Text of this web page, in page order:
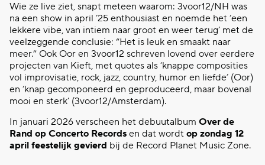
Wie ze live ziet, snapt meteen waarom: 3voor12/NH was
na een show in april ’25 enthousiast en noemde het ‘een
lekkere vibe, van intiem naar groot en weer terug’ met de
veelzeggende conclusie: “Het is leuk en smaakt naar
meer.” Ook Oor en 3voor12 schreven lovend over eerdere
projecten van Kieft, met quotes als ‘knappe composities
vol improvisatie, rock, jazz, country, humor en liefde’ (Oor)
en ‘knap gecomponeerd en geproduceerd, maar bovenal
mooi en sterk’ (3voor12/Amsterdam).
In januari 2026 verscheen het debuutalbum Over de
Rand op Concerto Recordsen dat wordt op zondag 12
april feestelijk gevierd bij de Record Planet Music Zone.